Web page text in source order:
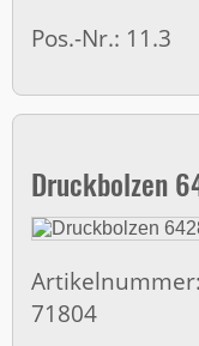
Pos.-Nr.: 11.3
Druckbolzen
Artikelnummer:
71804